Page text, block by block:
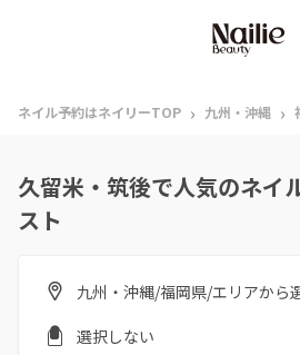
ネイル予約はネイリーTOP › 九州・沖縄 ›
久留米・筑後で人気のネイ
スト
九州・沖縄/福岡県/エリアから
選択しない